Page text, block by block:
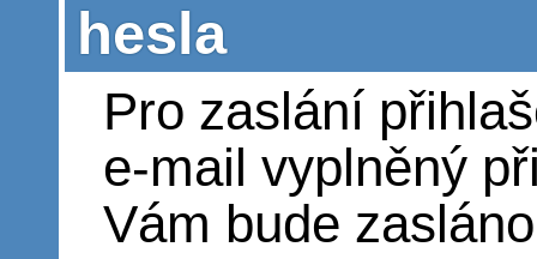
hesla
Pro zaslání
e-mail vyplněný
Vám bude